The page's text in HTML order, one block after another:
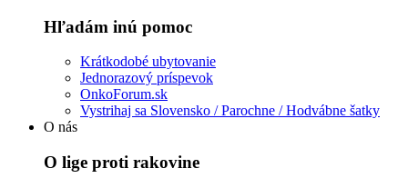
Hľadám inú pomoc
Krátkodobé ubytovanie
Jednorazový príspevok
OnkoForum.sk
Vystrihaj sa Slovensko / Parochne / Hodvábne šatky
O nás
O lige proti rakovine